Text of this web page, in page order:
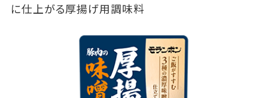
に仕上がる厚揚げ用調味料